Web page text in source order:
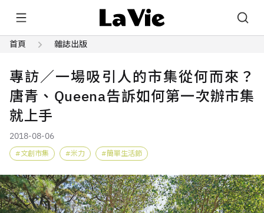
首頁 雜誌出版
專訪／一場吸引人的市集從何而來？
唐青、Queena告訴如何第一次辦市集
就上手
2018-08-06
文創市集 米力 簡單生活節